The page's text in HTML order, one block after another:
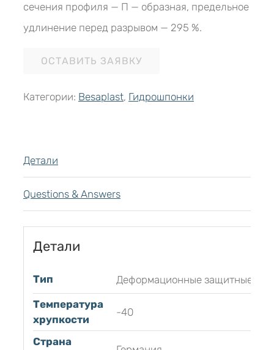
сечения профиля — П — образная, предельное
удлинение перед разрывом — 295 %.
ОСТАВИТЬ ЗАЯВКУ
Категории: Besaplast, Гидрошпонки
Детали
Questions & Answers
Детали
Тип
Деформационные защитные
Температура
хрупкости
-40
Страна